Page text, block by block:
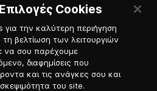
Ναυτικού
Cookies
για την καλύτερη περιήγηση
τη βελτίωση των λειτουργιών
να σου παρέχουμε
διαφημίσεις που
και τις ανάγκες σου και
του site.